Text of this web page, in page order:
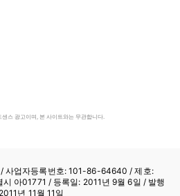
스 광고이며, 본 사이트와는 무관합니다.
/사업자등록번호: 101-86-64640 / 제호:
아01771 / 등록일: 2011년 9월 6일 / 발행
년 11월 11일